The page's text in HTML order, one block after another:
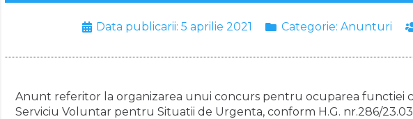
Data publicarii:5 aprilie 2021 Categorie: Anunturi
Anunt referitor la organizarea unui concurs pentru ocuparea functiei
Serviciu Voluntar pentru Situatii de Urgenta, conform H.G. nr.286/